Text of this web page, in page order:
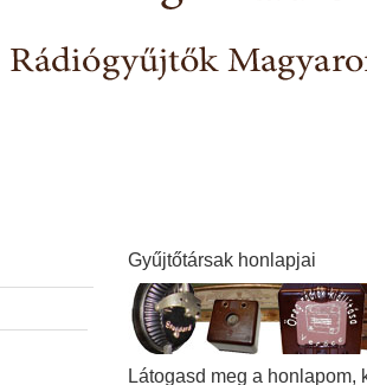
Gyűjtőtársak honlapjai
Látogasd meg a honlapom,